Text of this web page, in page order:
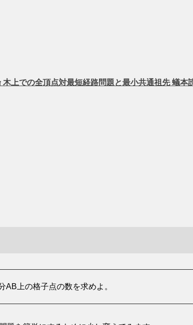
木上での全頂点対最短経路問題と最小共通祖先 蟻本
AB上の格子点の数を求めよ。